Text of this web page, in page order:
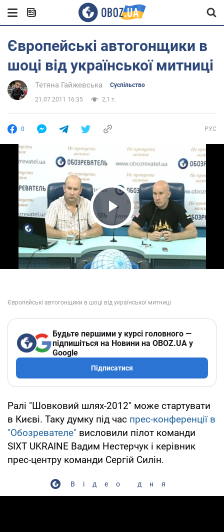
Європейські автогонщики в
шоці від української митниці
Тетяна Гайжевська Суспільство
21.07.2011 16:35 2,1 т.
0 РУС
Play Video
Будьте першими у курсі головного —
підпишіться на Новини на OBOZ.UA у
Google
Підписатися
Ралі "Шовковий шлях-2012" може стартувати
в Києві. Таку думку під час прес-конференції в
"Обозревателе" висловили пілот команди
SIXT UKRAINE Вадим Нестерчук і керівник
прес-центру команди Сергій Силін.
Відео дня